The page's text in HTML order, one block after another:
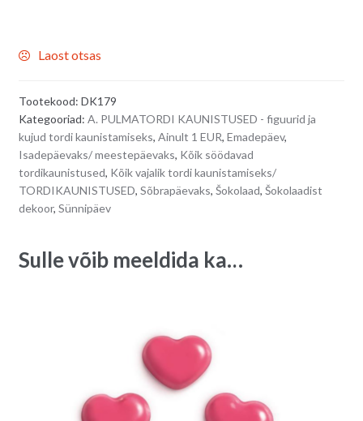
Laost otsas
Tootekood: DK179
Kategooriad: A. PULMATORDI KAUNISTUSED - figuurid ja
kujud tordi kaunistamiseks, Ainult 1 EUR, Emadepäev,
Isadepäevaks/ meestepäevaks, Kõik söödavad
tordikaunistused, Kõik vajalik tordi kaunistamiseks/
TORDIKAUNISTUSED, Sõbrapäevaks, Šokolaad, Šokolaadist
dekoor, Sünnipäev
Sulle võib meeldida ka…